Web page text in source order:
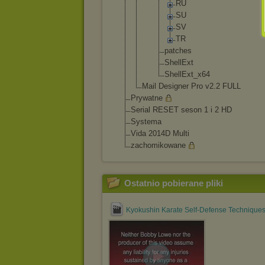
RU
SU
SV
TR
patches
ShellExt
ShellExt _x64
Mail Designer Pro v2.2 FULL
Prywatne
Serial RESET seson 1 i 2 HD
Systema
Vida 2014D Multi
zachomikowane
Ostatnio pobierane pliki
Kyokushin Karate Self-Defense